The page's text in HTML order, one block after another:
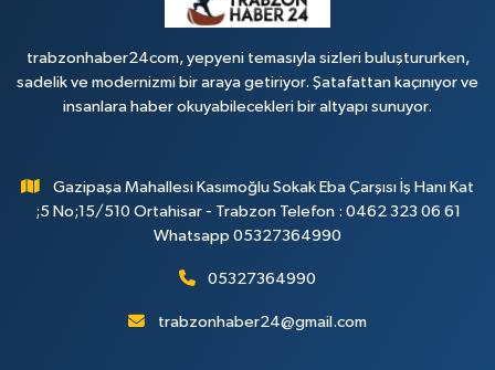
trabzonhaber24com, yepyeni temasıyla sizleri buluştururken,
sadelik ve modernizmi bir araya getiriyor. Şatafattan kaçınıyor ve
insanlara haber okuyabilecekleri bir altyapı sunuyor.
Gazipaşa Mahallesi Kasımoğlu Sokak Eba Çarşısı İş Hanı Kat
;5 No;15/510 Ortahisar - Trabzon Telefon : 0462 323 06 61
Whatsapp 05327364990
05327364990
trabzonhaber24@gmail.com